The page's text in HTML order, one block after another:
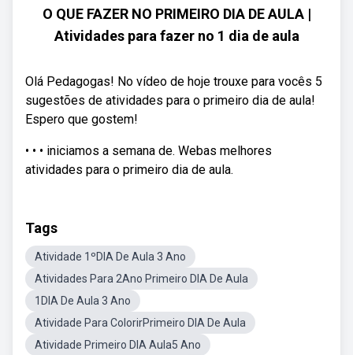
O QUE FAZER NO PRIMEIRO DIA DE AULA |
Atividades para fazer no 1 dia de aula
Olá Pedagogas! No vídeo de hoje trouxe para vocês 5
sugestões de atividades para o primeiro dia de aula!
Espero que gostem!
• • • iniciamos a semana de. Webas melhores
atividades para o primeiro dia de aula.
Tags
Atividade 1ºDIA De Aula 3 Ano
Atividades Para 2Ano Primeiro DIA De Aula
1DIA De Aula 3 Ano
Atividade Para ColorirPrimeiro DIA De Aula
Atividade Primeiro DIA Aula5 Ano